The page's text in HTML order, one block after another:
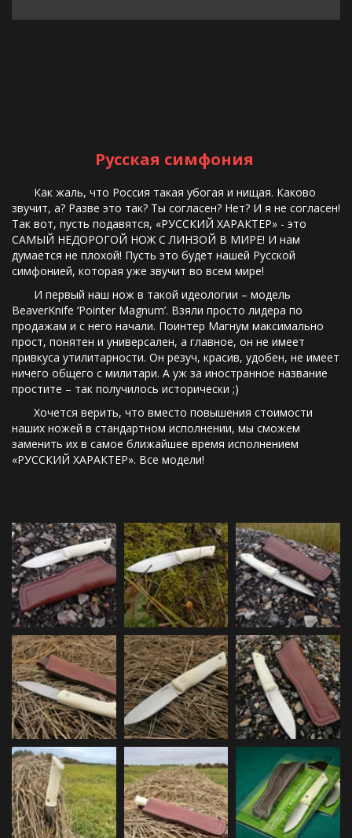
Русская симфония
Как жаль, что Россия такая убогая и нищая. Каково
звучит, а? Разве это так? Ты согласен? Нет? И я не согласен!
Так вот, пусть подавятся, «РУССКИЙ ХАРАКТЕР» - это
САМЫЙ НЕДОРОГОЙ НОЖ С ЛИНЗОЙ В МИРЕ! И нам
думается не плохой! Пусть это будет нашей Русской
симфонией, которая уже звучит во всем мире!
И первый наш нож в такой идеологии – модель
BeaverKnife ‘Pointer Magnum’. Взяли просто лидера по
продажам и с него начали. Поинтер Магнум максимально
прост, понятен и универсален, а главное, он не имеет
привкуса утилитарности. Он резуч, красив, удобен, не имеет
ничего общего с милитари. А уж за иностранное название
простите – так получилось исторически ;)
Хочется верить, что вместо повышения стоимости
наших ножей в стандартном исполнении, мы сможем
заменить их в самое ближайшее время исполнением
«РУССКИЙ ХАРАКТЕР». Все модели!